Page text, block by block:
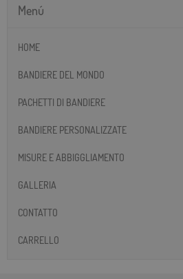
Menú
HOME
BANDIERE DEL MONDO
PACHETTI DI BANDIERE
BANDIERE PERSONALIZZATE
MISURE E ABBIGGLIAMENTO
GALLERIA
CONTATTO
CARRELLO